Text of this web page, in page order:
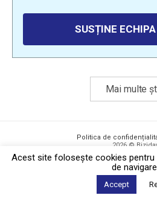
SUSȚINE
Mai multe
Politica de
2026 ©
Acest site foloseşte cookies pentru
de
Accept